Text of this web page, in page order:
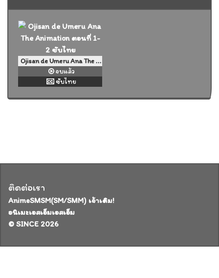
Ojisan de Umeru Ana The Animation ตอนที่ 1-2 ซับไทย
จบแล้ว
ซับไทย
ติดต่อเรา
AnimeSMSM(SM/SMM) เจ้าเดิม!
อนิเมะเอสเอ็มเอสเอ็ม
© SINCE 2026